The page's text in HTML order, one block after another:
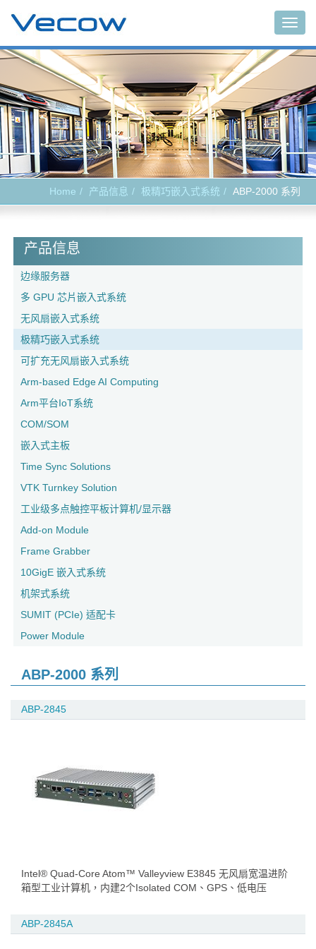
Home 产品信息 极精巧嵌入式系统 ABP-2000 系列
产品信息
边缘服务器
多 GPU 芯片嵌入式系统
无风扇嵌入式系统
极精巧嵌入式系统
可扩充无风扇嵌入式系统
Arm-based Edge AI Computing
Arm平台IoT系统
COM/SOM
嵌入式主板
Time Sync Solutions
VTK Turnkey Solution
工业级多点触控平板计算机/显示器
Add-on Module
Frame Grabber
10GigE 嵌入式系统
机架式系统
SUMIT (PCIe) 适配卡
Power Module
ABP-2000 系列
ABP-2845
Intel® Quad-Core Atom™ Valleyview E3845 无风扇宽温进阶
箱型工业计算机，内建2个Isolated COM、GPS、低电压
ABP-2845A